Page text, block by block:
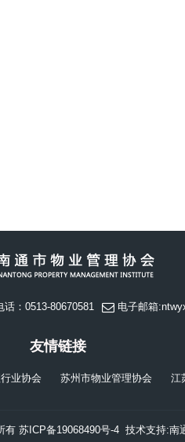
话：0513-80670581 电子邮箱
友情链接
业协会 苏州市物业管理协会 江
有 苏ICP备19068490号-4 技术支持:南